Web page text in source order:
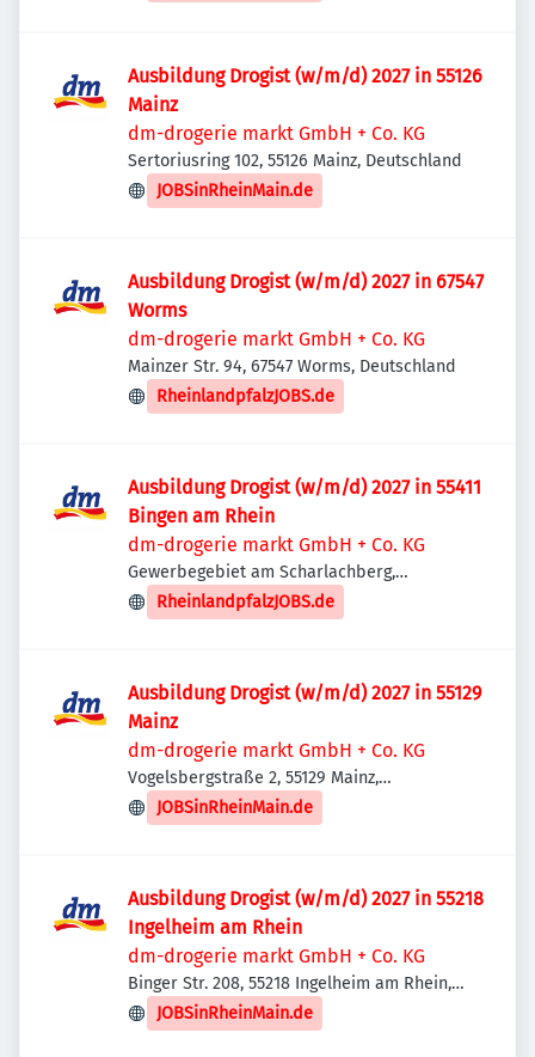
Ausbildung Drogist (w/m/d) 2027 in 55126
Mainz
dm-drogerie markt GmbH + Co. KG
Sertoriusring 102, 55126 Mainz, Deutschland
JOBSinRheinMain.de
Ausbildung Drogist (w/m/d) 2027 in 67547
Worms
dm-drogerie markt GmbH + Co. KG
Mainzer Str. 94, 67547 Worms, Deutschland
RheinlandpfalzJOBS.de
Ausbildung Drogist (w/m/d) 2027 in 55411
Bingen am Rhein
dm-drogerie markt GmbH + Co. KG
Gewerbegebiet am Scharlachberg,
Hitchinstraße 45, 55411 Bingen am Rhein,
Deutschland
RheinlandpfalzJOBS.de
Ausbildung Drogist (w/m/d) 2027 in 55129
Mainz
dm-drogerie markt GmbH + Co. KG
Vogelsbergstraße 2, 55129 Mainz,
Deutschland
JOBSinRheinMain.de
Ausbildung Drogist (w/m/d) 2027 in 55218
Ingelheim am Rhein
dm-drogerie markt GmbH + Co. KG
Binger Str. 208, 55218 Ingelheim am Rhein,
Deutschland
JOBSinRheinMain.de